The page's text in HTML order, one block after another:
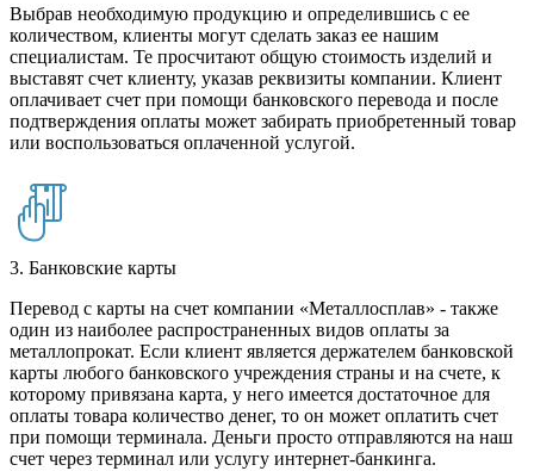
Выбрав необходимую продукцию и определившись с ее
количеством, клиенты могут сделать заказ ее нашим
специалистам. Те просчитают общую стоимость изделий и
выставят счет клиенту, указав реквизиты компании. Клиент
оплачивает счет при помощи банковского перевода и после
подтверждения оплаты может забирать приобретенный товар
или воспользоваться оплаченной услугой.
3. Банковские карты
Перевод с карты на счет компании «Металлосплав» - также
один из наиболее распространенных видов оплаты за
металлопрокат. Если клиент является держателем банковской
карты любого банковского учреждения страны и на счете, к
которому привязана карта, у него имеется достаточное для
оплаты товара количество денег, то он может оплатить счет
при помощи терминала. Деньги просто отправляются на наш
счет через терминал или услугу интернет-банкинга.